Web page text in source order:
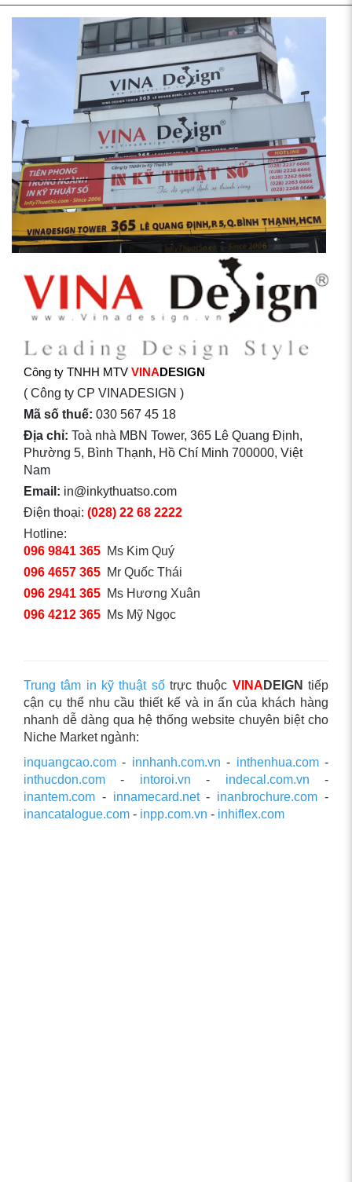
Công ty TNHH MTV VINADESIGN
( Công ty CP VINADESIGN )
Mã số thuế: 030 567 45 18
Địa chỉ: Toà nhà MBN Tower, 365 Lê Quang Định,
Phường 5, Bình Thạnh, Hồ Chí Minh 700000, Việt
Nam
Email: in@inkythuatso.com
Điện thoại: (028) 22 68 2222
Hotline:
096 9841 365 Ms Kim Quý
096 4657 365 Mr Quốc Thái
096 2941 365 Ms Hương Xuân
096 4212 365 Ms Mỹ Ngọc
Trung tâm in kỹ thuật sốtrực thuộc VINA DEIGN tiếp
cận cụ thể nhu cầu thiết kế và in ấn của khách hàng
nhanh dễ dàng qua hệ thống website chuyên biệt cho
Niche Market ngành:
inquangcao.com - innhanh.com.vn - inthenhua.com-
inthucdon.com - intoroi.vn - indecal.com.vn -
inantem.com - innamecard.net- inanbrochure.com -
inancatalogue.com - inpp.com.vn - inhiflex.com